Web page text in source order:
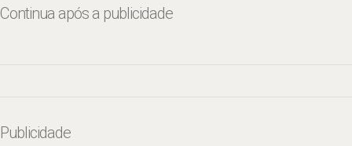
Continua após a publicidade
Publicidade